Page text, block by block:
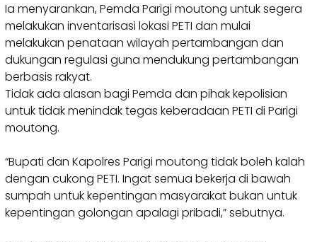
‎Ia menyarankan, Pemda Parigi moutong untuk segera
melakukan inventarisasi lokasi PETI dan mulai
melakukan penataan wilayah pertambangan dan
dukungan regulasi guna mendukung pertambangan
berbasis rakyat.
‎Tidak ada alasan bagi Pemda dan pihak kepolisian
untuk tidak menindak tegas keberadaan PETI di Parigi
moutong.
‎“Bupati dan Kapolres Parigi moutong tidak boleh kalah
dengan cukong PETI. Ingat semua bekerja di bawah
sumpah untuk kepentingan masyarakat bukan untuk
kepentingan golongan apalagi pribadi,” sebutnya.